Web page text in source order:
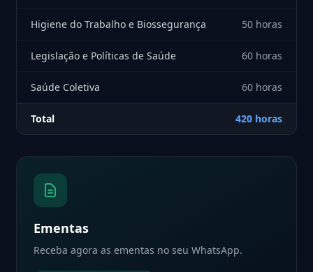
Higiene do Trabalho e Biossegurança 50 horas
Legislação e Políticas de Saúde 60 horas
Saúde Coletiva 60 horas
Total 420 horas
Ementas
Receba agora as ementas no seu WhatsApp.